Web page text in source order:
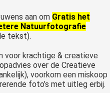
aan om Gratis het
Natuurfotografie
tekst).
voor krachtige & creatieve
over de Creatieve
voorkom een miskoop
foto’s met uitleg erbij.